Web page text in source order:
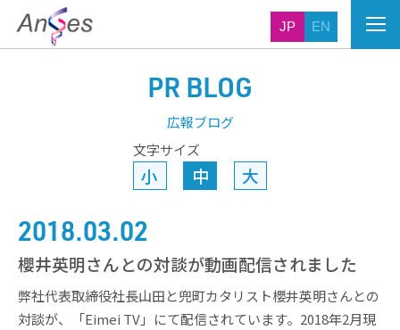
JP EN
PR BLOG
広報ブログ
文字サイズ
小 中 大
2018.03.02
櫻井英明さんとの対談が動画配信されました
弊社代表取締役社長山田と兜町カタリスト櫻井英明さんとの
対談が、「Eimei TV」にて配信されています。2018年2月現